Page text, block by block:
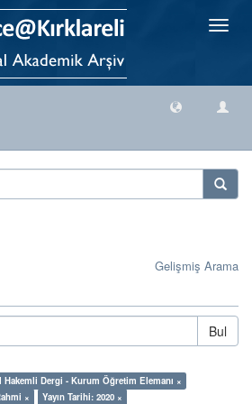
Geçiş
Gelişmiş Arama
Bul
Hakemli Dergi - Kurum Öğretim Elemanı ×
× Yayın Tarihi: 2020 ×